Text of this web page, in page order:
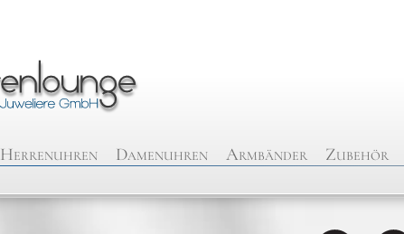
Herrenuhren Damenuhren Armbänder Zubehör